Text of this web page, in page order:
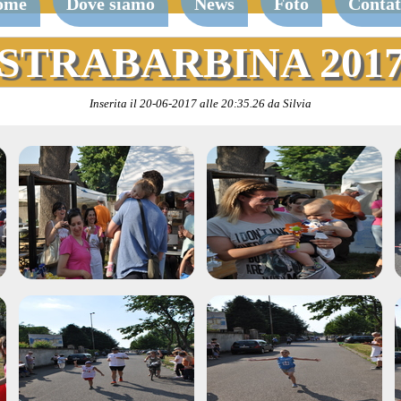
Inserita il 20-06-2017 alle 20:35.26 da Silvia